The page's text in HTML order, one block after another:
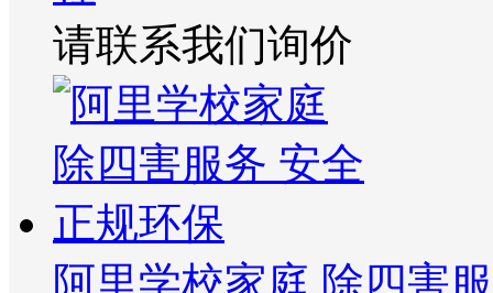
请联系我们询价
阿里学校家庭 除四害